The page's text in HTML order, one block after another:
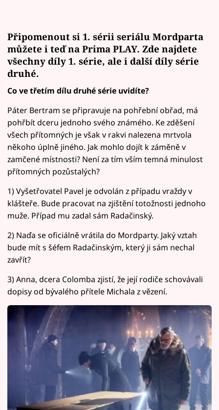
Připomenout si 1. sérii seriálu Mordparta
můžete i teď na Prima PLAY. Zde najdete
všechny díly 1. série, ale i další díly série
druhé.
Co ve třetím dílu druhé série uvidíte?
Páter Bertram se připravuje na pohřební obřad, má
pohřbít dceru jednoho svého známého. Ke zděšení
všech přítomných je však v rakvi nalezena mrtvola
někoho úplně jiného. Jak mohlo dojít k záměně v
zamčené místnosti? Není za tím vším temná minulost
přítomných pozůstalých?
1) Vyšetřovatel Pavel je odvolán z případu vraždy v
klášteře. Bude pracovat na zjištění totožnosti jednoho
muže. Případ mu zadal sám Radačinský.
2) Naďa se oficiálně vrátila do Mordparty. Jaký vztah
bude mít s šéfem Radačinským, který ji sám nechal
zavřít?
3) Anna, dcera Colomba zjistí, že její rodiče schovávali
dopisy od bývalého přítele Michala z vězení.